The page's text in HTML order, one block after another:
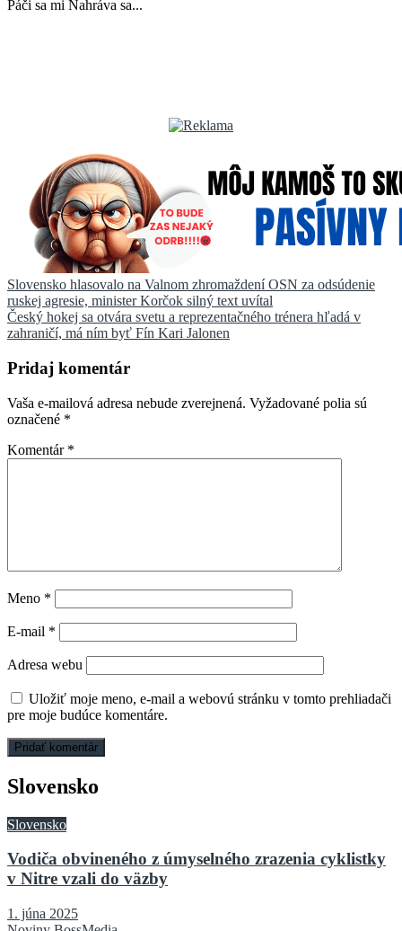
Páči sa mi Nahráva sa...
Navigácia
v
článku
Slovensko hlasovalo na Valnom zhromaždení OSN za odsúdenie
ruskej agresie, minister Korčok silný text uvítal
Český hokej sa otvára svetu a reprezentačného trénera hľadá v
zahraničí, má ním byť Fín Kari Jalonen
Pridaj komentár
Vaša e-mailová adresa nebude zverejnená. Vyžadované polia sú
označené *
Komentár *
Meno *
E-mail *
Adresa webu
Uložiť moje meno, e-mail a webovú stránku v tomto prehliadači
pre moje budúce komentáre.
Slovensko
Slovensko
Vodiča obvineného z úmyselného zrazenia cyklistky
v Nitre vzali do väzby
1. júna 2025